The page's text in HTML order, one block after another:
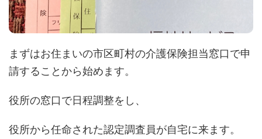
まずはお住まいの市区町村の介護保険担当窓口で申
請することから始めます。
役所の窓口で日程調整をし、
役所から任命された認定調査員が自宅に来ます。